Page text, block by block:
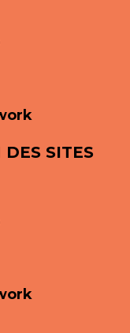
DES SITES